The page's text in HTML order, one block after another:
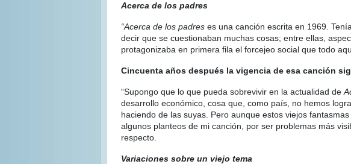
Acerca de los padres
“Acerca de los padres es una canción escrita en 1969.
decir que se cuestionaban muchas cosas; entre ellas,
protagonizaba en primera fila el forcejeo social que todo
Cincuenta años después la vigencia de esa canción
“Supongo que lo que pueda sobrevivir en la actualidad de
desarrollo económico, cosa que, como país, no hemos
haciendo de las suyas. Pero aunque estos viejos
algunos planteos de mi canción, por ser problemas más
respecto.
Variaciones sobre un viejo tema